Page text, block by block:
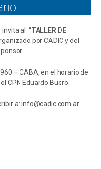
invita al “TALLER DE
por CADIC y del
– CABA, en el horario de
CPN Eduardo Buero.
a: info@cadic.com.ar